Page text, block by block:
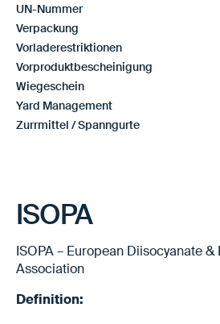
UN-Nummer
Verpackung
Vorladerestriktionen
Vorproduktbescheinigung
Wiegeschein
Yard Management
Zurrmittel / Spanngurte
ISOPA
ISOPA – European Diisocyanate
Association
Definition: